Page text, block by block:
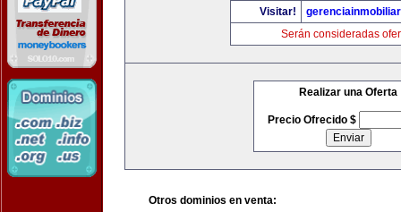
Visitar!
Serán consideradas
Realizar una Oferta
Precio Ofrecido $
Otros dominios en venta: